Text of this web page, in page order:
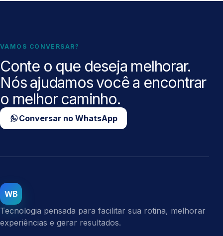
VAMOS CONVERSAR?
Conte o que deseja melhorar.
Nós ajudamos você a encontrar
o melhor caminho.
Conversar no WhatsApp
WB
Tecnologia pensada para facilitar sua rotina, melhorar
experiências e gerar resultados.